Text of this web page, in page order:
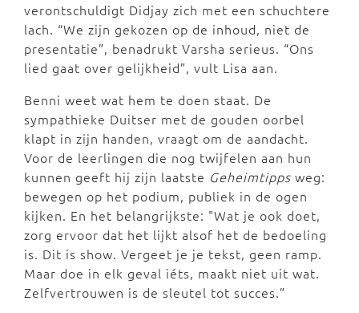
verontschuldigt Didjay zich met een schuchtere
lach. “We zijn gekozen op de inhoud, niet de
presentatie”, benadrukt Varsha serieus. “Ons
lied gaat over gelijkheid”, vult Lisa aan.
Benni weet wat hem te doen staat. De
sympathieke Duitser met de gouden oorbel
klapt in zijn handen, vraagt om de aandacht.
Voor de leerlingen die nog twijfelen aan hun
kunnen geeft hij zijn laatste Geheimtipps weg:
bewegen op het podium, publiek in de ogen
kijken. En het belangrijkste: "Wat je ook doet,
zorg ervoor dat het lijkt alsof het de bedoeling
is. Dit is show. Vergeet je je tekst, geen ramp.
Maar doe in elk geval iéts, maakt niet uit wat.
Zelfvertrouwen is de sleutel tot succes.”